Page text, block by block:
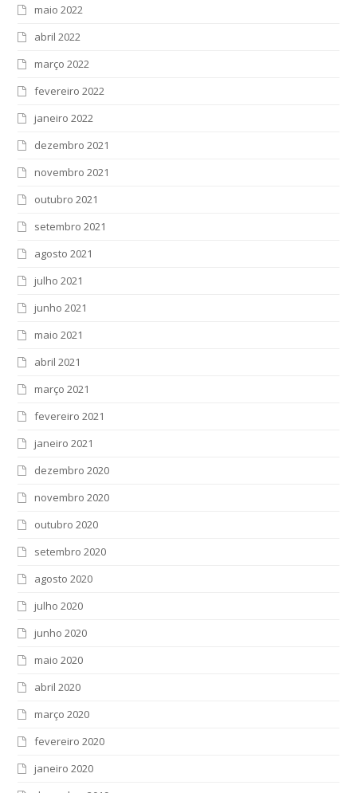
maio 2022
abril 2022
março 2022
fevereiro 2022
janeiro 2022
dezembro 2021
novembro 2021
outubro 2021
setembro 2021
agosto 2021
julho 2021
junho 2021
maio 2021
abril 2021
março 2021
fevereiro 2021
janeiro 2021
dezembro 2020
novembro 2020
outubro 2020
setembro 2020
agosto 2020
julho 2020
junho 2020
maio 2020
abril 2020
março 2020
fevereiro 2020
janeiro 2020